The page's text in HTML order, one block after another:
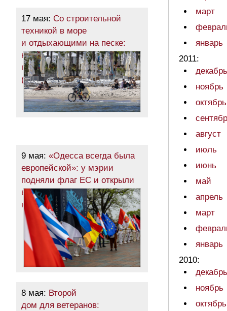
17 мая: Со строительной
техникой в море
и отдыхающими на песке:
как главный пляж Одессы
готовится к лету
(фоторепортаж)
9 мая: «Одесса всегда была
европейской»: у мэрии
подняли флаг ЕС и открыли
выставку символической
картиной (фото)
8 мая: Второй
дом для ветеранов:
март
январь
2011:
декабрь
ноябрь
октябрь
август
июль
июнь
май
апрель
март
январь
2010:
декабрь
ноябрь
октябрь